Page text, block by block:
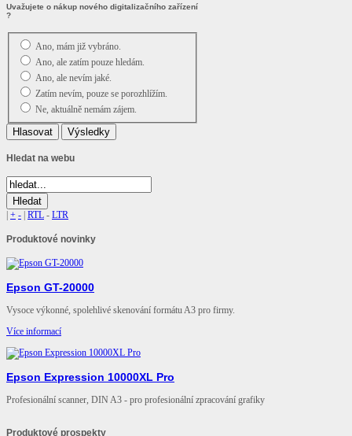
Uvažujete o nákup nového digitalizačního zařízení
?
Ano, mám již vybráno.
Ano, ale zatím pouze hledám.
Ano, ale nevím jaké.
Zatím nevím, pouze se porozhlížím.
Ne, aktuálně nemám zájem.
Hledat na webu
| + - | RTL - LTR
Produktové novinky
Epson GT-20000
Vysoce výkonné, spolehlivé skenování formátu A3 pro firmy.
Více informací
Epson Expression 10000XL Pro
Profesionální scanner, DIN A3 - pro profesionální zpracování grafiky
Produktové prospekty